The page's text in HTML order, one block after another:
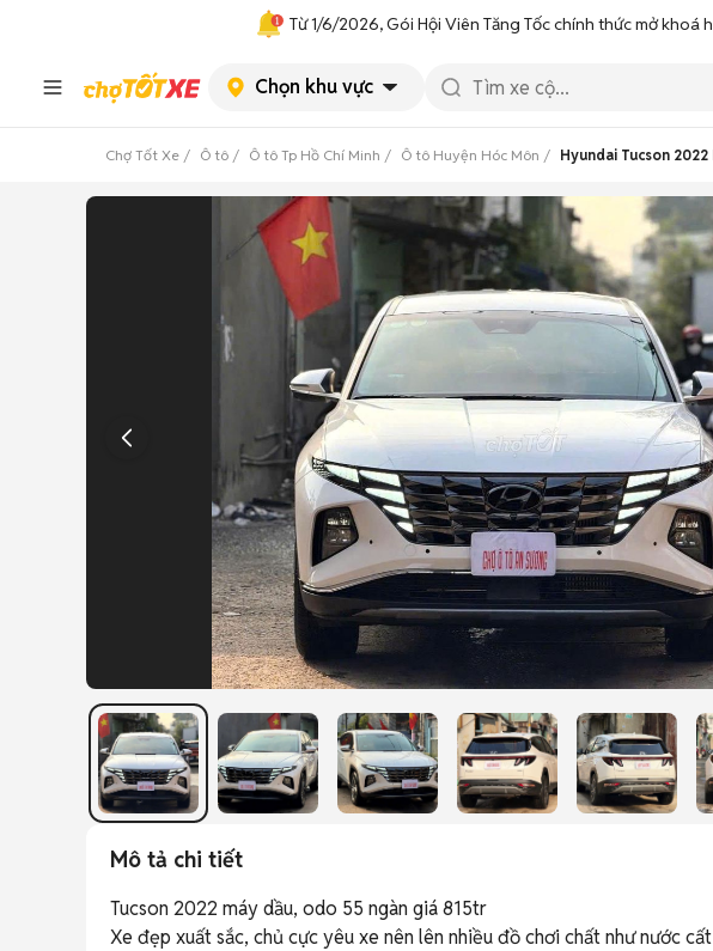
Từ 1/6/2026, Gói Hội Viên Tăng Tốc chính thức mở
Chọn khu vực
Chợ Tốt Xe Ô tô Ô tô Tp Hồ Chí Minh Ô tô Huyện Hóc Môn Hyundai Tucson
Mô tả chi tiết
Tucson 2022 máy dầu, odo 55 ngàn giá 815tr
Xe đẹp xuất sắc, chủ cực yêu xe nên lên nhiều đồ chơi chất như nước cất